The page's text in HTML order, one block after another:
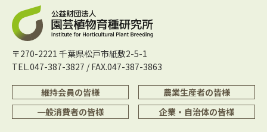
〒270-2221 千葉県松戸市紙敷2-5-1
TEL.047-387-3827 / FAX.047-387-3863
維持会員の皆様
農業生産者の皆様
一般消費者の皆様
企業・自治体の皆様